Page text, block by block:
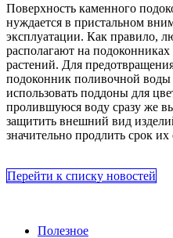
Поверхность каменного
нуждается в пристальном
эксплуатации. Как правило,
располагают на
растений. Для
подоконник поливочной воды
использовать поддоны для
пролившуюся воду сразу же
защитить внешний вид
значительно продлить срок
Перейти к списку новостей
Полезное